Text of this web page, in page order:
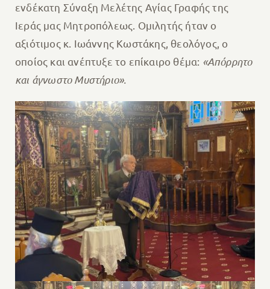
ενδέκατη Σύναξη Μελέτης Αγίας Γραφής της
Ιεράς μας Μητροπόλεως. Ομιλητής ήταν ο
αξιότιμος κ. Ιωάννης Κωστάκης, θεολόγος, ο
οποίος και ανέπτυξε το επίκαιρο θέμα: «Απόρρητο
και άγνωστο Μυστήριο».